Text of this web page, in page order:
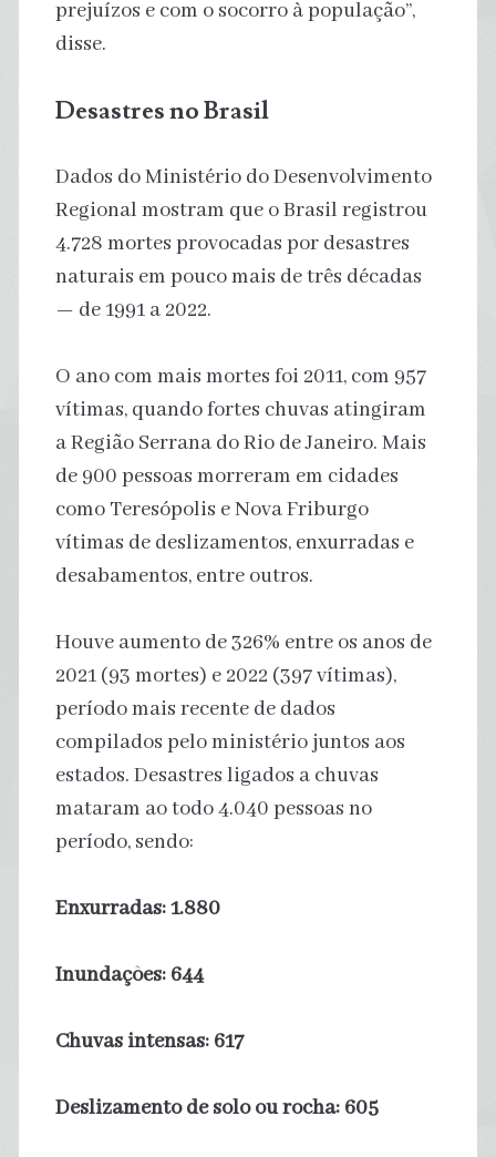
prejuízos e com o socorro à população”,
disse.
Desastres no Brasil
Dados do Ministério do Desenvolvimento
Regional mostram que o Brasil registrou
4.728 mortes provocadas por desastres
naturais em pouco mais de três décadas
— de 1991 a 2022.
O ano com mais mortes foi 2011, com 957
vítimas, quando fortes chuvas atingiram
a Região Serrana do Rio de Janeiro. Mais
de 900 pessoas morreram em cidades
como Teresópolis e Nova Friburgo
vítimas de deslizamentos, enxurradas e
desabamentos, entre outros.
Houve aumento de 326% entre os anos de
2021 (93 mortes) e 2022 (397 vítimas),
período mais recente de dados
compilados pelo ministério juntos aos
estados. Desastres ligados a chuvas
mataram ao todo 4.040 pessoas no
período, sendo:
Enxurradas: 1.880
Inundações: 644
Chuvas intensas: 617
Deslizamento de solo ou rocha: 605